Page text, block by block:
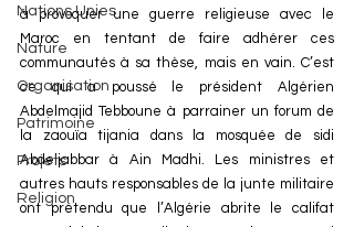
Nations Unies
Nature
Organisation
Patrimoine
Projets
Religion
à provoquer une guerre religieuse avec le
Maroc en tentant de faire adhérer ces
communautés à sa thèse, mais en vain. C’est
ce qui a poussé le président Algérien
Abdelmajid Tebboune à parrainer un forum de
la zaouïa tijania dans la mosquée de sidi
Abdeljabbar à Ain Madhi. Les ministres et
autres hauts responsables de la junte militaire
ont prétendu que l’Algérie abrite le califat